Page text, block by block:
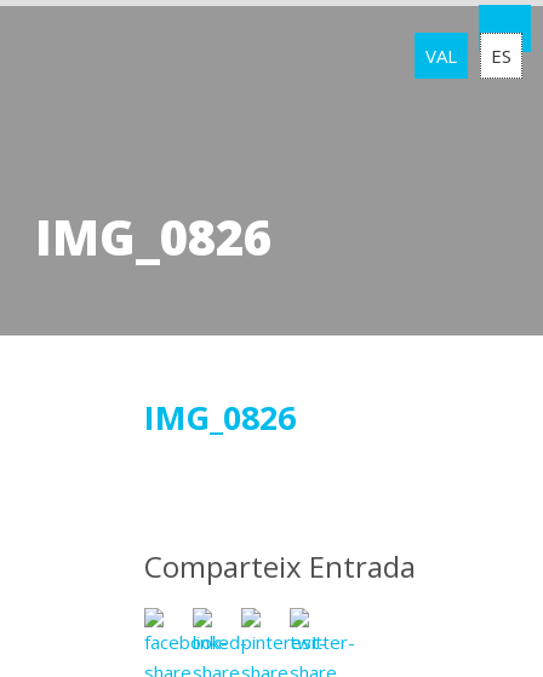
VAL ES
IMG_0826
IMG_0826
Comparteix Entrada